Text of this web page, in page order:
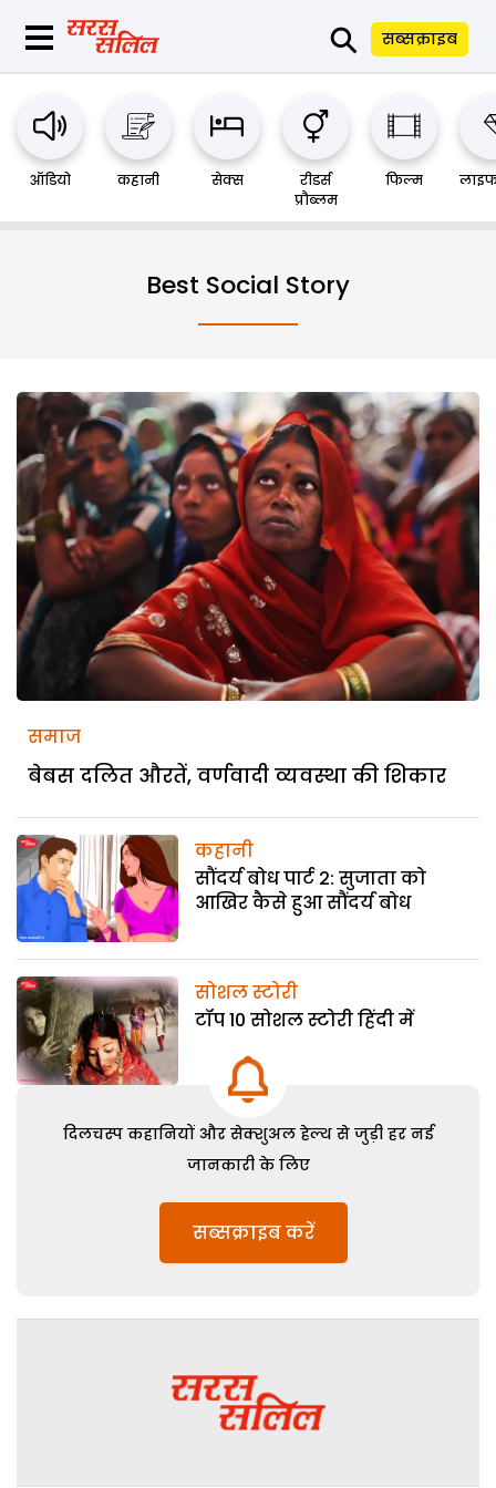
⚲ सब्सक्राइब
ऑडियो कहानी सेक्स
रीडर्स
प्रौब्लम
फिल्म
Best Social Story
समाज
बेबस दलित औरतें, वर्णवादी व्यवस्था की शिकार
कहानी
सौंदर्य बोध पार्ट 2: सुजाता को
आखिर कैसे हुआ सौंदर्य बोध
सोशल स्टोरी
टॉप 10 सोशल स्टोरी हिंदी में
दिलचस्प कहानियों और सेक्शुअल हेल्थ से जुड़ी हर नई
जानकारी के लिए
सब्सक्राइब करें